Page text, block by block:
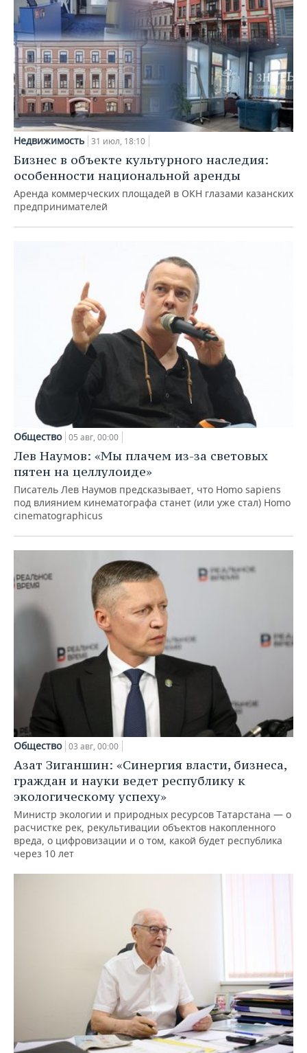
Недвижимость 31 июл, 18:10
Бизнес в объекте культурного наследия:
особенности национальной аренды
Аренда коммерческих площадей в ОКН глазами казанских
предпринимателей
Общество 05 авг, 00:00
Лев Наумов: «Мы плачем из-за световых
пятен на целлулоиде»
Писатель Лев Наумов предсказывает, что Homo sapiens
под влиянием кинематографа станет (или уже стал) Homo
cinematographicus
Общество 03 авг, 00:00
Азат Зиганшин: «Синергия власти, бизнеса,
граждан и науки ведет республику к
экологическому успеху»
Министр экологии и природных ресурсов Татарстана — о
расчистке рек, рекультивации объектов накопленного
вреда, о цифровизации и о том, какой будет республика
через 10 лет